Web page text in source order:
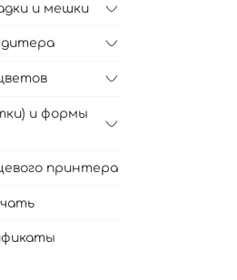
и мешки
и формы
принтера